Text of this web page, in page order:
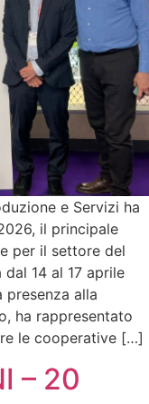
e Servizi ha
il principale
per il settore del
14 al 17 aprile
presenza alla
ha rappresentato
le cooperative […]
– 20